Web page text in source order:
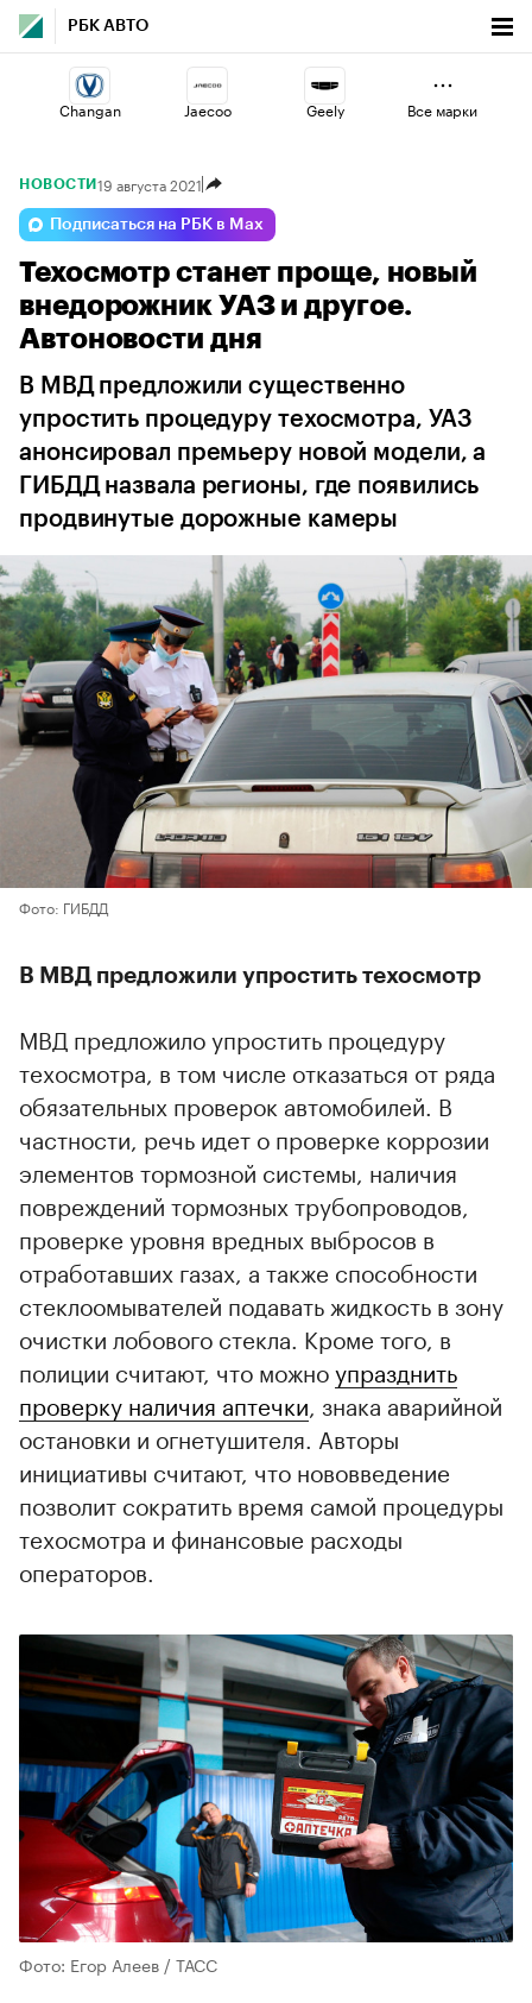
РБК АВТО
Changan Jaecoo Geely
Haval Esteo
Volga Voyah Lada
Все марки
НОВОСТИ 19 августа 2021
Подписаться на РБК в Max
Техосмотр станет проще, новый
внедорожник УАЗ и другое.
Автоновости дня
В МВД предложили существенно
упростить процедуру техосмотра, УАЗ
анонсировал премьеру новой модели, а
ГИБДД назвала регионы, где появились
продвинутые дорожные камеры
Фото: ГИБДД
В МВД предложили упростить техосмотр
МВД предложило упростить процедуру
техосмотра, в том числе отказаться от ряда
обязательных проверок автомобилей. В
частности, речь идет о проверке коррозии
элементов тормозной системы, наличия
повреждений тормозных трубопроводов,
проверке уровня вредных выбросов в
отработавших газах, а также способности
стеклоомывателей подавать жидкость в зону
очистки лобового стекла. Кроме того, в
полиции считают, что можноупразднить
проверку наличия аптечки , знака аварийной
остановки и огнетушителя. Авторы
инициативы считают, что нововведение
позволит сократить время самой процедуры
техосмотра и финансовые расходы
операторов.
Фото: Егор Алеев / ТАСС